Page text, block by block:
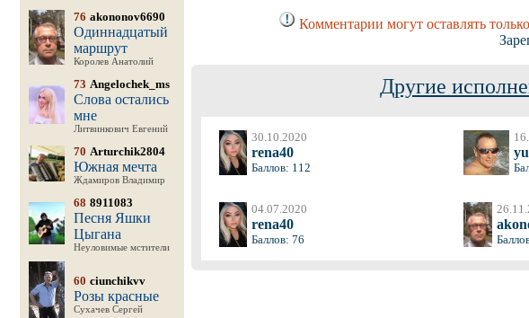
76 akononov6690
Одиннадцатый
маршрут
Королев Анатолий
73 Angelochek_ms
Слова остались
мне
Литвинкович Евгений
70 Arturchik2804
Южная мечта
Ждамиров Владимир
68 8911083
Песня Яшки
Цыгана
Неуловимые мстители
60 ciunchikvv
Розы красные
Сухачев Сергей
Комментарии могут оставлять
Другие
30.10.2020
rena40
Баллов: 112
04.07.2020
rena40
Баллов: 76